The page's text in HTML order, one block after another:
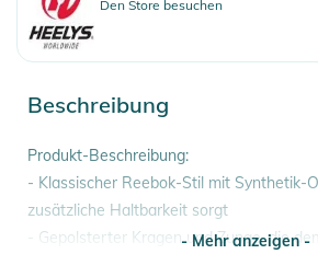
Den Store besuchen
Beschreibung
Produkt-Beschreibung:
- Klassischer Reebok-Stil mit Synthetik-
zusätzliche Haltbarkeit sorgt
- Gepolsterter Kragen und Zunge, die
- Mehr anzeigen -